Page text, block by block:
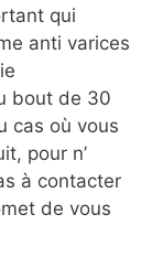
qui
anti varices
bout de 30
cas où vous
pour n’
à contacter
de vous